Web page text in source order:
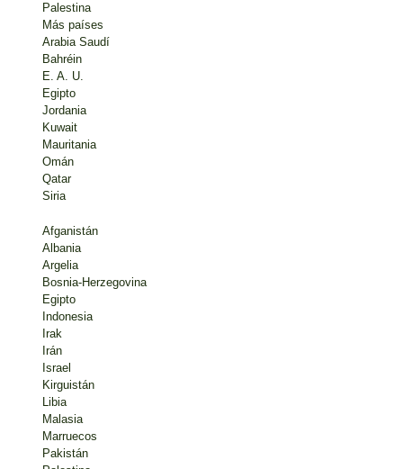
Palestina
Más países
Arabia Saudí
Bahréin
E. A. U.
Egipto
Jordania
Kuwait
Mauritania
Omán
Qatar
Siria
Afganistán
Albania
Argelia
Bosnia-Herzegovina
Egipto
Indonesia
Irak
Irán
Israel
Kirguistán
Libia
Malasia
Marruecos
Pakistán